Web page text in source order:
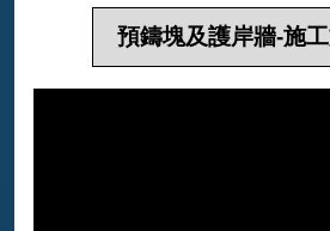
預鑄塊及護岸牆-施